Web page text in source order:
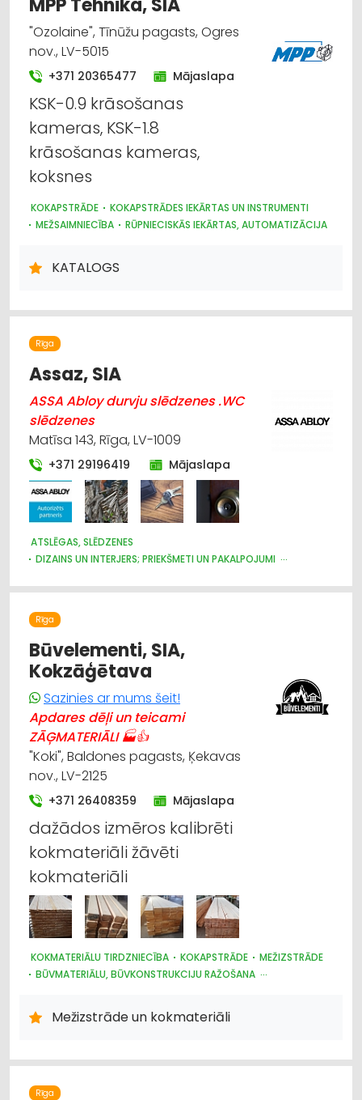
HIDRAULISKĀS UN PNEIMATISKĀS IERĪCES
LABIEKĀRTOŠANA, APZAĻUMOŠANA
UZKOPŠANAS LĪDZEKĻI UN TEHNIKA, PROFESIONĀLĀ
"Ozolaine", Tīnūžu pagasts, Ogres
nov., LV-5015
+371 20365477 Mājaslapa
KSK-0.9 krāsošanas
kameras, KSK-1.8
krāsošanas kameras,
koksnes
KOKAPSTRĀDE
KOKAPSTRĀDES IEKĀRTAS UN INSTRUMENTI
MEŽSAIMNIECĪBA
RŪPNIECISKĀS IEKĀRTAS, AUTOMATIZĀCIJA
TELPĀMKATALOGS
Rīga
Assaz, SIA
ASSA Abloy durvju slēdzenes .WC
slēdzenes
Matīsa 143, Rīga, LV-1009
+371 29196419 Mājaslapa
ATSLĒGAS, SLĒDZENES
DIZAINS UN INTERJERS; PRIEKŠMETI UN PAKALPOJUMI
ŽALŪZIJAS, AIZKARU STIEŅI
BŪVMATERIĀLU, BŪVKONSTRUKCIJU TIRDZNIECĪBA
BŪVMATERIĀLU, BŪVKONSTRUKCIJU VAIRUMTIRDZNIECĪBA
APDARES MATERIĀLI: TIRDZNIECĪBA
CELTNIECĪBAS UN REMONTA DARBI
APDARES MATERIĀLI: GRĪDAS SEGUMI
MĒBEĻU RAŽOŠANA, MĒBEĻU SAGATAVES
Rīga
Būvelementi, SIA,
Kokzāģētava
Sazinies ar mums šeit!
Apdares dēļi un teicami
ZĀĢMATERIĀLI 🏭👍
"Koki", Baldones pagasts, Ķekavas
nov., LV-2125
+371 26408359 Mājaslapa
dažādos izmēros kalibrēti
kokmateriāli žāvēti
kokmateriāli
KOKMATERIĀLU TIRDZNIECĪBA KOKAPSTRĀDE
MEŽIZSTRĀDE
BŪVMATERIĀLU, BŪVKONSTRUKCIJU RAŽOŠANA
APDARES MATERIĀLI: VAIRUMTIRDZNIECĪBA
BŪVMATERIĀLU, BŪVKONSTRUKCIJU TIRDZNIECĪBA
KURINĀMAIS
MEŽKOPĪBAS UN MEŽIZSTRĀDES TEHNIKA
Mežizstrāde un kokmateriāli
Rīga